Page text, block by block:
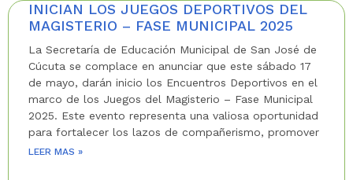
INICIAN LOS JUEGOS DEPORTIVOS DEL
MAGISTERIO – FASE MUNICIPAL 2025
La Secretaría de Educación Municipal de San José de
Cúcuta se complace en anunciar que este sábado 17
de mayo, darán inicio los Encuentros Deportivos en el
marco de los Juegos del Magisterio – Fase Municipal
2025. Este evento representa una valiosa oportunidad
para fortalecer los lazos de compañerismo, promover
LEER MAS »